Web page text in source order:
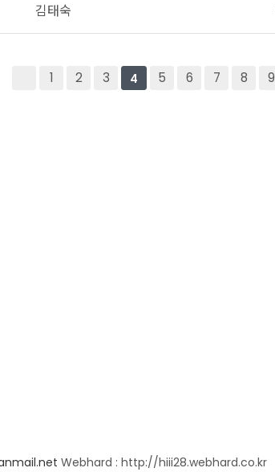
김태숙
1 2 3 4 5 6 7 8 9
Webhard : http://hiii28.webhard.co.kr